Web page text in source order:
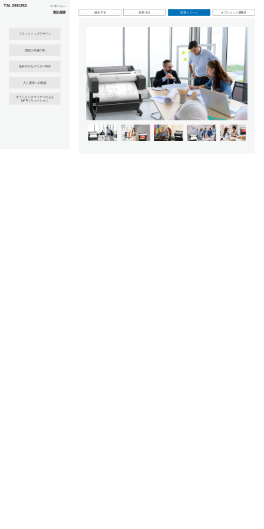
TM-255/250 << ホームへ
製品概要
フラットトップデザイン
図面の高速印刷
色鮮やかなポスター制作
人と環境への配慮
オプションスキャナーによる
MFPソリューション
操作デモ 外形寸法 設置イメージ オプション / 消耗品